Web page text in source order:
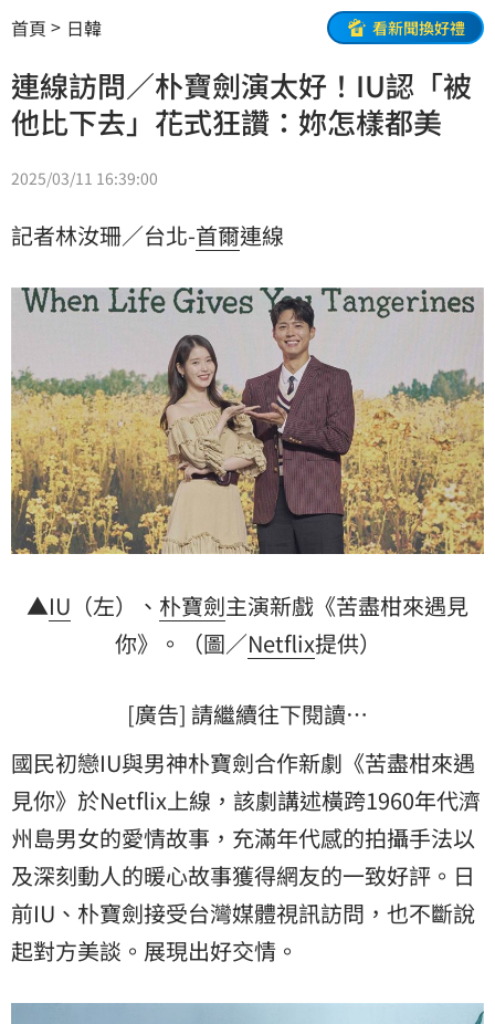
首頁 日韓 看新聞換好禮
連線訪問／朴寶劍演太好！IU認「被
他比下去」花式狂讚：妳怎樣都美
2025/03/11 16:39:00
記者林汝珊／台北-首爾連線
▲IU （左）、 朴寶劍主演新戲《苦盡柑來遇見
你》。（圖／Netflix提供）
[廣告] 請繼續往下閱讀…
國民初戀IU與男神朴寶劍合作新劇《苦盡柑來遇
見你》於Netflix上線，該劇講述橫跨1960年代濟
州島男女的愛情故事，充滿年代感的拍攝手法以
及深刻動人的暖心故事獲得網友的一致好評。日
前IU、朴寶劍接受台灣媒體視訊訪問，也不斷說
起對方美談。展現出好交情。